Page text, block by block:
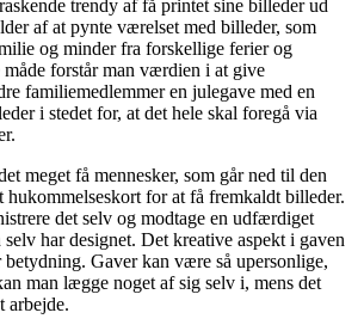
trendy af få printet sine billeder ud
af at pynte værelset med billeder, som
og minder fra forskellige ferier og
måde forstår man værdien i at give
familiemedlemmer en julegave med en
i stedet for, at det hele skal foregå via
meget få mennesker, som går ned til den
hukommelseskort for at få fremkaldt billeder.
det selv og modtage en udfærdiget
har designet. Det kreative aspekt i gaven
betydning. Gaver kan være så upersonlige,
man lægge noget af sig selv i, mens det
arbejde.